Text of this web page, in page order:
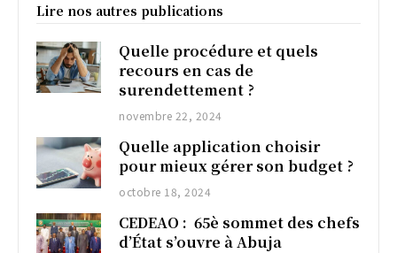
Lire nos autres publications
Quelle procédure et quels
recours en cas de
surendettement ?
novembre 22, 2024
Quelle application choisir
pour mieux gérer son budget ?
octobre 18, 2024
CEDEAO : 65è sommet des chefs
d’État s’ouvre à Abuja